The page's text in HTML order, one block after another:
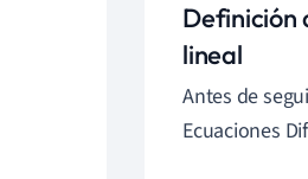
Definición
lineal
Antes de
Ecuaciones